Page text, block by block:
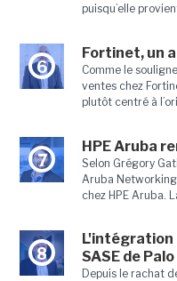
puisqu’elle
6
Fortinet, un
Comme le
ventes chez
plutôt centré à
7
HPE Aruba
Selon Grégory
Aruba
chez HPE Aruba.
8
L'intégration
SASE de
Depuis le rachat